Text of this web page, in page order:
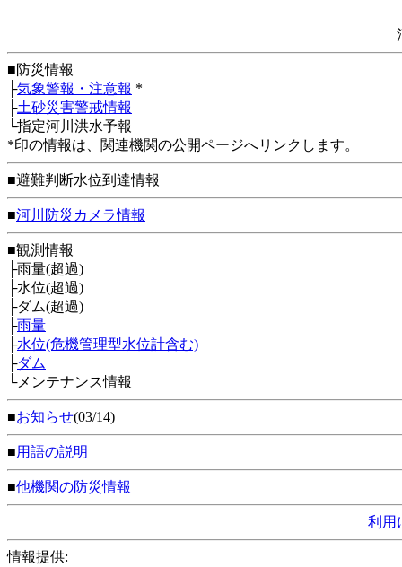
■防災情報
├気象警報・注意報 *
├土砂災害警戒情報
└指定河川洪水予報
*印の情報は、関連機関の公開ページへリンクします。
■避難判断水位到達情報
■河川防災カメラ情報
■観測情報
├雨量(超過)
├水位(超過)
├ダム(超過)
├雨量
├水位(危機管理型水位計含む)
├ダム
└メンテナンス情報
■お知らせ(03/14)
■用語の説明
■他機関の防災情報
利用
情報提供: